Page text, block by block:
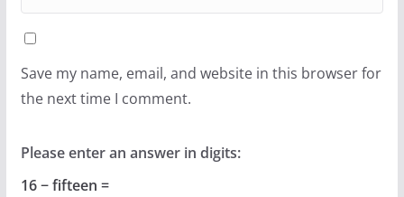
Save my name, email, and website in this browser for
the next time I comment.
Please enter an answer in digits:
16 − fifteen =